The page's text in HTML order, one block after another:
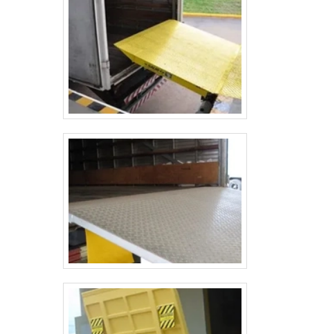
planejamento de empresas que visam apenas
o lucro, deixando a desejar nos outros
fatores.É por tudo isso e muito mais que a
TDAÇO é referência de segurança no
segmento quando tratamos do segmento de
serralherias industriais, mantendo o objetivo
em garantir sempre a qualidade final para
fidelização do cliente com parcerias
duradouras.A EMPRESA LÍDER DE
MERCADONa TDAÇO tem a solução ideal
para serralherias industriais. São diversas
opções disponibilizadas, como esc 1710 -
escada plataforma externa e rmp 1607 - rampa
dobrável com soluções inovadoras e
segurança.Com a organização é possível tirar
as suas dúvidas sobre os serviços do ramo,
além de contar com os melhores profissionais
e instalações. Assim, conquistando a
confiança e a satisfação dos clientes, que são